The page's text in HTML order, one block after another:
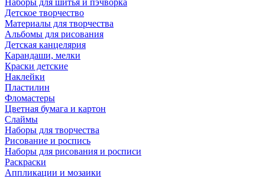
Наборы для шитья и пэчворка
Детское творчество
Материалы для творчества
Альбомы для рисования
Детская канцелярия
Карандаши, мелки
Краски детские
Наклейки
Пластилин
Фломастеры
Цветная бумага и картон
Слаймы
Наборы для творчества
Рисование и роспись
Наборы для рисования и росписи
Раскраски
Аппликации и мозаики